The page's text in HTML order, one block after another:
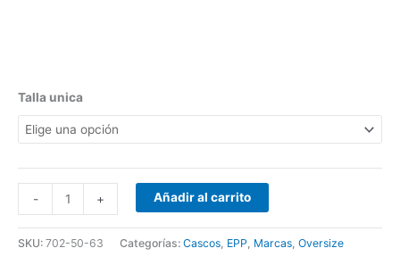
Talla unica
- + Añadir al carrito
SKU: 702-50-63 Categorías: Cascos EPP Marcas Oversize